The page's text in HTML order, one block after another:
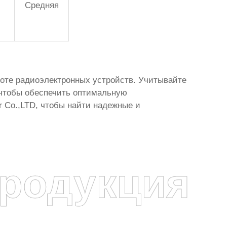
Средняя
радиоэлектронных устройств. Учитывайте
обеспечить оптимальную
чтобы найти надежные и